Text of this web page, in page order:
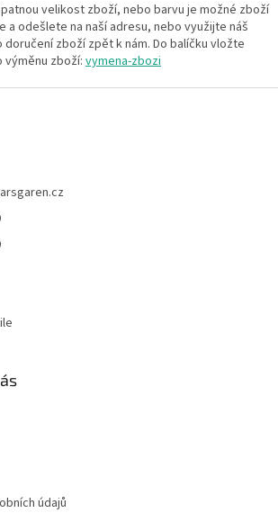
velikost zboží, nebo barvu je možné zboží
a odešlete na naší adresu, nebo využijte náš
zboží zpět k nám. Do balíčku vložte
zboží: vymena-zbozi
údajů